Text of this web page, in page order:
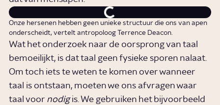
Onze hersenen hebben geen unieke structuur die ons van apen
onderscheidt, vertelt antropoloog Terrence Deacon.
Wat het onderzoek naar de oorsprong van taal
bemoeilijkt, is dat taal geen fysieke sporen nalaat.
Om toch iets te weten te komen over wanneer
taal is ontstaan, moeten we ons afvragen waar
taal voor nodigis. We gebruiken het bijvoorbeeld